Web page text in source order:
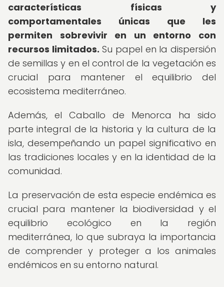
características físicas y
comportamentales únicas que les
permiten sobrevivir en un entorno con
recursos limitados. Su papel en la dispersión
de semillas y en el control de la vegetación es
crucial para mantener el equilibrio del
ecosistema mediterráneo.
Además, el Caballo de Menorca ha sido
parte integral de la historia y la cultura de la
isla, desempeñando un papel significativo en
las tradiciones locales y en la identidad de la
comunidad.
La preservación de esta especie endémica es
crucial para mantener la biodiversidad y el
equilibrio ecológico en la región
mediterránea, lo que subraya la importancia
de comprender y proteger a los animales
endémicos en su entorno natural.